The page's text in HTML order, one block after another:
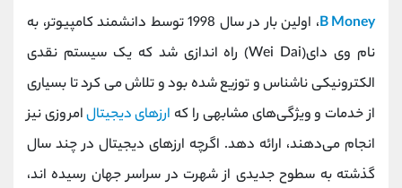
B Money
، اولین بار در سال 1998 توسط دانشمند کامپیوتر، به
نام وی دای(Wei Dai) راه اندازی شد که یک سیستم نقدی
الکترونیکی ناشناس و توزیع شده بود و تلاش می کرد تا بسیاری
از خدمات و ویژگی‌های مشابهی را که ارزهای دیجیتالامروزی نیز
انجام می‌دهند، ارائه دهد. اگرچه ارزهای دیجیتال در چند سال
گذشته به سطوح جدیدی از شهرت در سراسر جهان رسیده اند،
تلفن 021-22021030
بدون پیش شماره 90001030
اینستاگرام @alireza.mehrabii
کانال تلگرام @alirezamehrabi_com